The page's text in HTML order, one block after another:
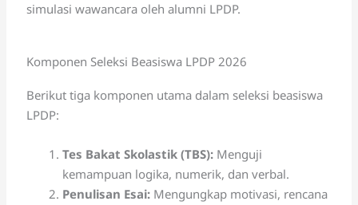
simulasi wawancara oleh alumni LPDP.
Komponen Seleksi Beasiswa LPDP 2026
Berikut tiga komponen utama dalam seleksi beasiswa
LPDP:
Tes Bakat Skolastik (TBS): Menguji
kemampuan logika, numerik, dan verbal.
Penulisan Esai: Mengungkap motivasi, rencana